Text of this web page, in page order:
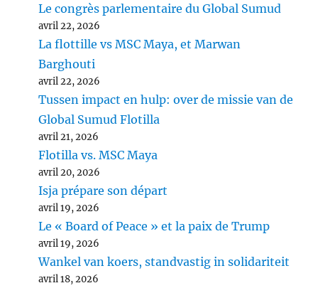
Le congrès parlementaire du Global Sumud
avril 22, 2026
La flottille vs MSC Maya, et Marwan
Barghouti
avril 22, 2026
Tussen impact en hulp: over de missie van de
Global Sumud Flotilla
avril 21, 2026
Flotilla vs. MSC Maya
avril 20, 2026
Isja prépare son départ
avril 19, 2026
Le « Board of Peace » et la paix de Trump
avril 19, 2026
Wankel van koers, standvastig in solidariteit
avril 18, 2026